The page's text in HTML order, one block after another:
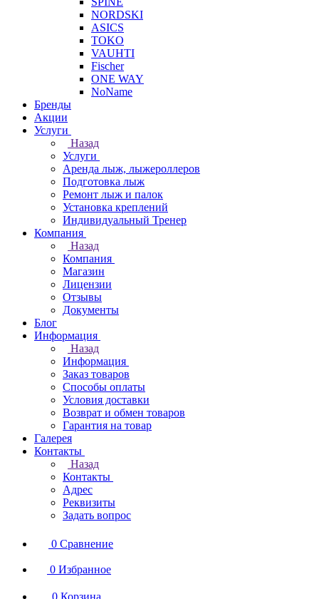
NORDSKI
ASICS
TOKO
VAUHTI
Fischer
ONE WAY
NoName
Бренды
Акции
Услуги
Назад
Услуги
Аренда лыж, лыжероллеров
Подготовка лыж
Ремонт лыж и палок
Установка креплений
Индивидуальный Тренер
Компания
Назад
Компания
Магазин
Лицензии
Отзывы
Документы
Блог
Информация
Назад
Информация
Заказ товаров
Способы оплаты
Условия доставки
Возврат и обмен товаров
Гарантия на товар
Галерея
Контакты
Назад
Контакты
Адрес
Реквизиты
Задать вопрос
0 Сравнение
0 Избранное
0 Корзина